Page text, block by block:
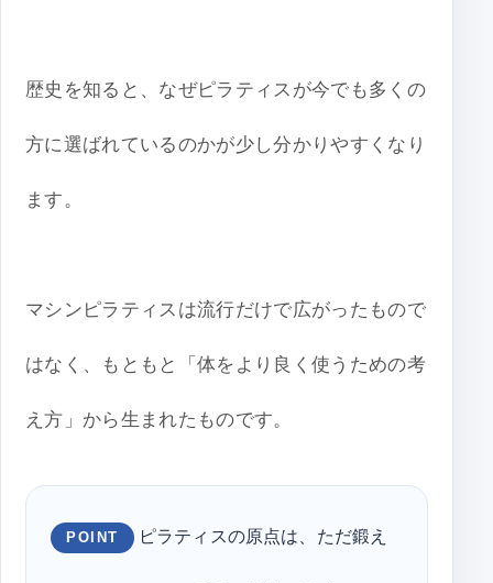
歴史を知ると、なぜピラティスが今でも多くの
方に選ばれているのかが少し分かりやすくなり
ます。
マシンピラティスは流行だけで広がったもので
はなく、もともと「体をより良く使うための考
え方」から生まれたものです。
POINT ピラティスの原点は、ただ鍛え